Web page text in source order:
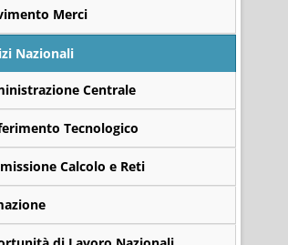
Merci
Nazionali
Centrale
Tecnologico
Calcolo e Reti